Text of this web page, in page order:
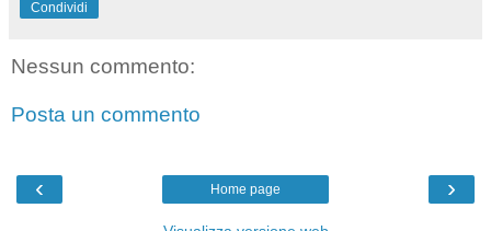
Condividi
Nessun commento:
Posta un commento
‹ ›
Home page